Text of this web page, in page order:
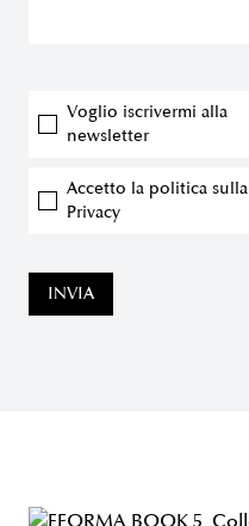
Voglio iscrivermi alla
newsletter
Accetto la politica sulla
Privacy
INVIA